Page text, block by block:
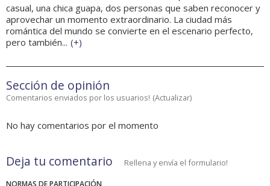
casual, una chica guapa, dos personas que saben reconocer y
aprovechar un momento extraordinario. La ciudad más
romántica del mundo se convierte en el escenario perfecto,
pero también... (+)
Sección de opinión
Comentarios enviados por los usuarios! (Actualizar)
No hay comentarios por el momento
Deja tu comentario Rellena y envía el formulario!